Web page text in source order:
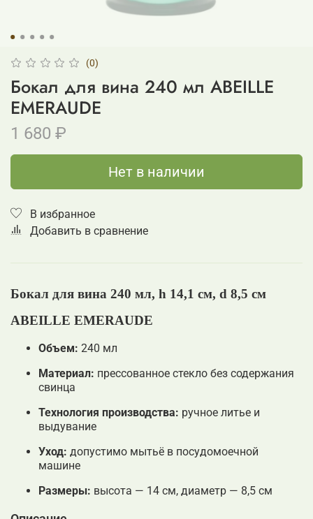
(0)
Бокал для вина 240 мл ABEILLE
EMERAUDE
1 680 ₽
Нет в наличии
В избранное
Добавить в сравнение
Бокал для вина 240 мл, h 14,1 см, d 8,5 см
ABEILLE EMERAUDE
Объем: 240 мл
Материал: прессованное стекло без содержания
свинца
Технология производства: ручное литье и
выдувание
Уход: допустимо мытьё в посудомоечной
машине
Размеры: высота — 14 см, диаметр — 8,5 см